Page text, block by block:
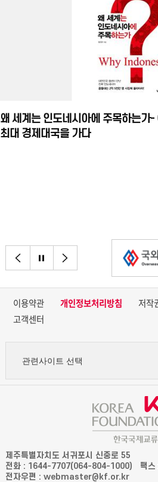
왜 세계는 인도네시아에 주목하는가
최대 경제대국을 가다
이전으로
정지
이용약관 개인정보처리방침 저작
고객센터
관련사이트 선택
제주특별자치도 서귀포시 신중로 55
전화 : 1644-7707(064-804-1000)
팩
전자우편 : webmaster@kf.or.kr